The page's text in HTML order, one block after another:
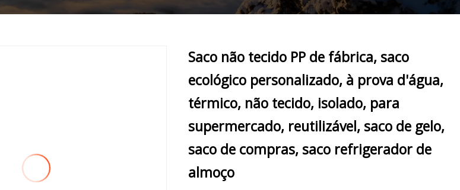
Saco não tecido PP de fábrica, saco
ecológico personalizado, à prova d'água,
térmico, não tecido, isolado, para
supermercado, reutilizável, saco de gelo,
saco de compras, saco refrigerador de
almoço